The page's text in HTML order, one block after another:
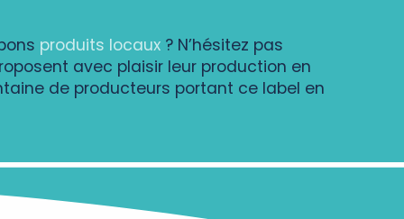
produits locaux ? N’hésitez pas
avec plaisir leur production en
de producteurs portant ce label en